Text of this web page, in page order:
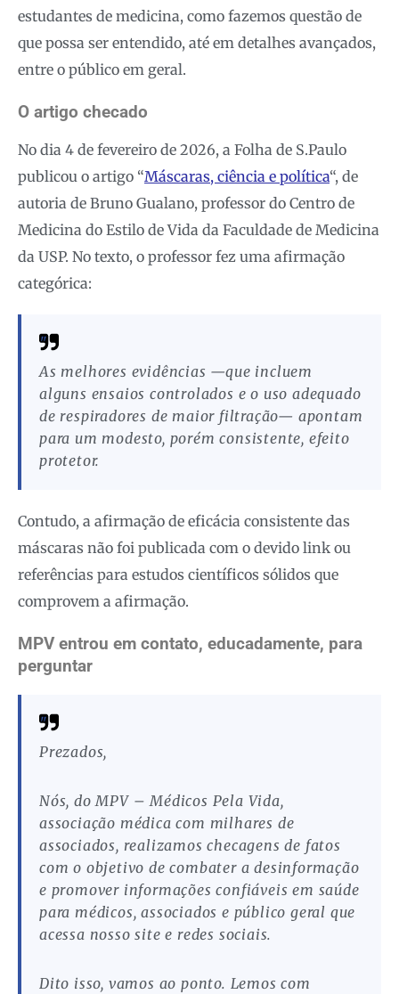
estudantes de medicina, como fazemos questão de
que possa ser entendido, até em detalhes avançados,
entre o público em geral.
O artigo checado
No dia 4 de fevereiro de 2026, a Folha de S.Paulo
publicou o artigo “Máscaras, ciência e política“, de
autoria de Bruno Gualano, professor do Centro de
Medicina do Estilo de Vida da Faculdade de Medicina
da USP. No texto, o professor fez uma afirmação
categórica:
As melhores evidências —que incluem
alguns ensaios controlados e o uso adequado
de respiradores de maior filtração— apontam
para um modesto, porém consistente, efeito
protetor.
Contudo, a afirmação de eficácia consistente das
máscaras não foi publicada com o devido link ou
referências para estudos científicos sólidos que
comprovem a afirmação.
MPV entrou em contato, educadamente, para
perguntar
Prezados,
Nós, do MPV – Médicos Pela Vida,
associação médica com milhares de
associados, realizamos checagens de fatos
com o objetivo de combater a desinformação
e promover informações confiáveis em saúde
para médicos, associados e público geral que
acessa nosso site e redes sociais.
Dito isso, vamos ao ponto. Lemos com